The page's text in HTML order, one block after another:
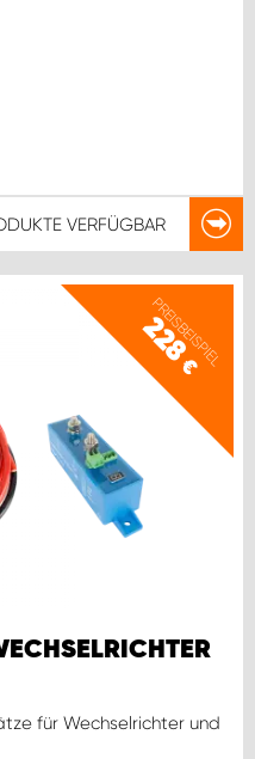
VERFÜGBAR
PREISBEISPIEL
228
€
für Wechselrichter und